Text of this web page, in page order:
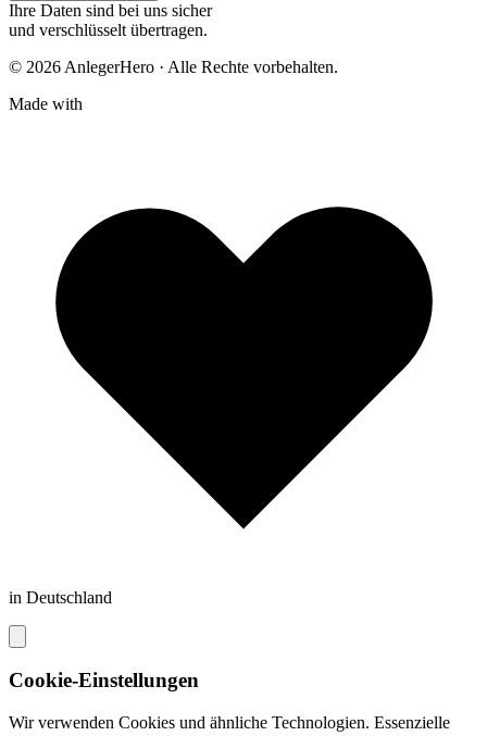
Ihre Daten sind bei uns sicher
und verschlüsselt übertragen.
© 2026 AnlegerHero · Alle Rechte vorbehalten.
Made with
in Deutschland
Cookie-Einstellungen
Wir verwenden Cookies und ähnliche Technologien. Essenzielle